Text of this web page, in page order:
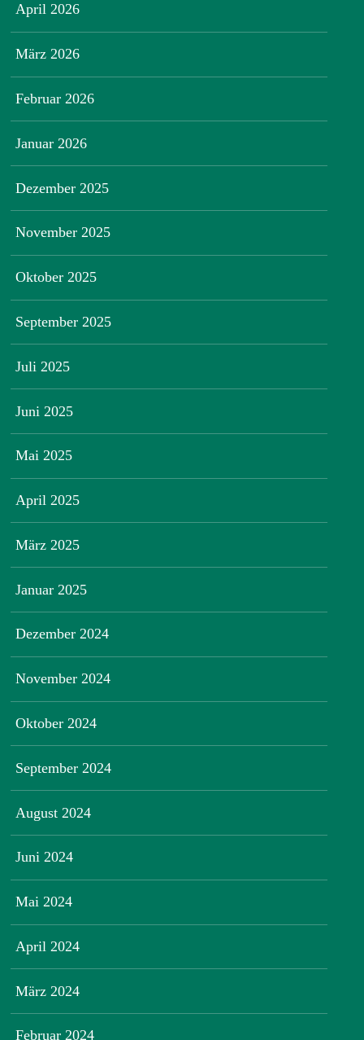
April 2026
März 2026
Februar 2026
Januar 2026
Dezember 2025
November 2025
Oktober 2025
September 2025
Juli 2025
Juni 2025
Mai 2025
April 2025
März 2025
Januar 2025
Dezember 2024
November 2024
Oktober 2024
September 2024
August 2024
Juni 2024
Mai 2024
April 2024
März 2024
Februar 2024